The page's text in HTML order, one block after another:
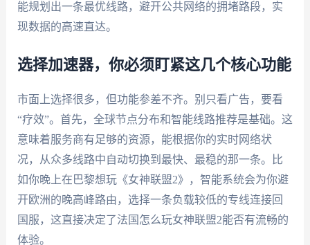
能规划出一条最优线路，避开公共网络的拥堵路段，实
现数据的高速直达。
选择加速器，你必须盯紧这几个核心功能
市面上选择很多，但功能参差不齐。别只看广告，要看
“疗效”。首先，全球节点分布和智能线路推荐是基础。这
意味着服务商有足够的资源，能根据你的实时网络状
况，从众多线路中自动切换到最快、最稳的那一条。比
如你晚上在巴黎想玩《女神联盟2》，智能系统会为你避
开欧洲的晚高峰路由，选择一条负载较低的专线连接回
国服，这直接决定了法国怎么玩女神联盟2能否有流畅的
体验。